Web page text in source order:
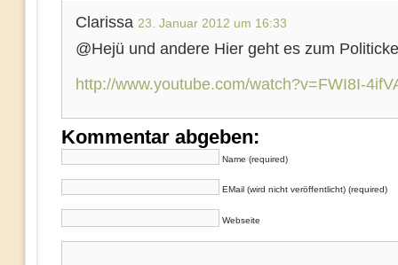
Clarissa 23. Januar 2012 um 16:33
@Hejü und andere Hier geht es zum
http://www.youtube.com/watch?v=FWI8I-
Kommentar abgeben:
Name (required)
EMail (wird nicht veröffentlicht) (required)
Webseite